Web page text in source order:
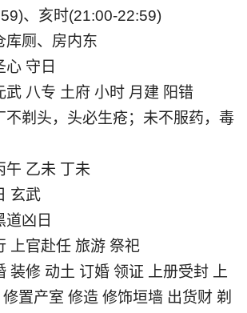
、亥时(21:00-22:59)
库厕、房内东
心 守日
武 八专 土府 小时 月建 阳错
不剃头，头必生疮；未不服药，毒
午 乙未 丁未
玄武
道凶日
上官赴任 旅游 祭祀
装修 动土 订婚 领证 上册受封 上
置产室 修造 修饰垣墙 出货财 剃